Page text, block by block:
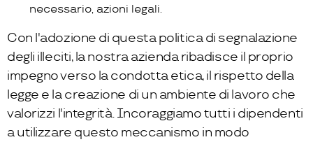
necessario, azioni legali.
Con l'adozione di questa politica di segnalazione
degli illeciti, la nostra azienda ribadisce il proprio
impegno verso la condotta etica, il rispetto della
legge e la creazione di un ambiente di lavoro che
valorizzi l'integrità. Incoraggiamo tutti i dipendenti
a utilizzare questo meccanismo in modo